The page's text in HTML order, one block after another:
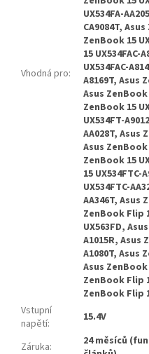
Vhodná pro:
UX534FA-
CA9084T,
ZenBook 15
15 UX534FAC-
UX534FAC-
A8169T, Asus
Asus ZenBook
ZenBook 15
UX534FT-
AA028T, Asus
Asus ZenBook
ZenBook 15
15 UX534FTC-
UX534FTC-
AA346T, Asus
ZenBook Flip
UX563FD,
A1015R, Asus
A1080T, Asus
Asus ZenBook
ZenBook Flip
ZenBook Flip
Vstupní
napětí: 15.4V
Záruka:
24 měsíců